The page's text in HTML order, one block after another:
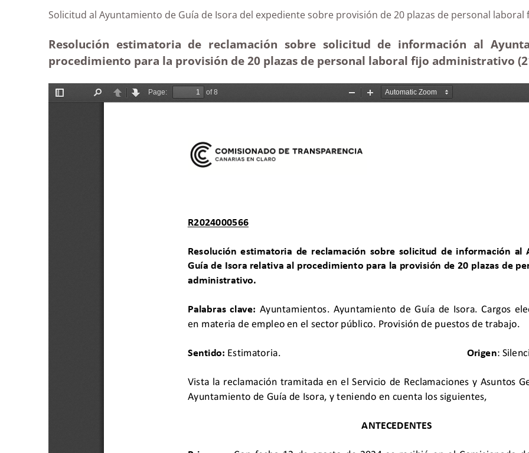
Solicitud al Ayuntamiento de Guía de Isora del expediente sobre provisión de 20 plazas de
Resolución estimatoria de reclamación sobre solicitud de información al
procedimiento para la provisión de 20 plazas de personal laboral fijo administrativo